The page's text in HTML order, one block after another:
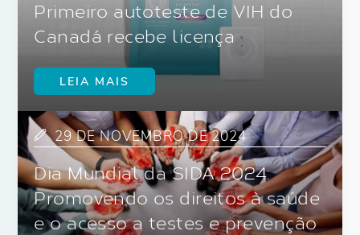
Primeiro autoteste de VIH do
Canadá recebe licença
LEIA MAIS
29 DE NOVEMBRO DE 2024
Dia Mundial da SIDA 2024:
Promovendo os direitos à saúde
e o acesso a testes e prevenção